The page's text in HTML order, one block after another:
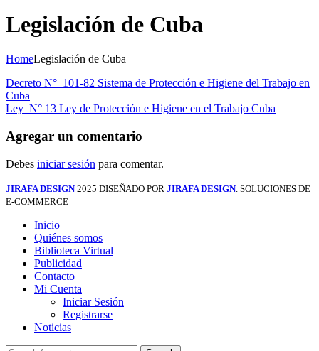
Legislación de Cuba
HomeLegislación de Cuba
Decreto N° 101-82 Sistema de Protección e Higiene del Trabajo en
Cuba
Ley N° 13 Ley de Protección e Higiene en el Trabajo Cuba
Agregar un comentario
Debes iniciar sesión para comentar.
JIRAFA DESIGN 2025 DISEÑADO POR JIRAFA DESIGN. SOLUCIONES DE
E-COMMERCE
Inicio
Quiénes somos
Biblioteca Virtual
Publicidad
Contacto
Mi Cuenta
Iniciar Sesión
Registrarse
Noticias